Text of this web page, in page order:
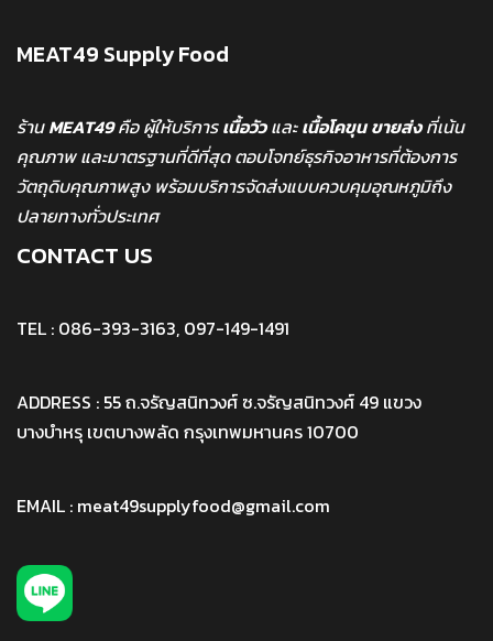
MEAT49 Supply Food
ร้านMEAT49คือ ผู้ให้บริการเนื้อวัวและเนื้อโคขุน ขายส่งที่เน้น
คุณภาพ และมาตรฐานที่ดีที่สุด ตอบโจทย์ธุรกิจอาหารที่ต้องการ
วัตถุดิบคุณภาพสูง พร้อมบริการจัดส่งแบบควบคุมอุณหภูมิถึง
ปลายทางทั่วประเทศ
CONTACT US
TEL : 086-393-3163, 097-149-1491
ADDRESS : 55 ถ.จรัญสนิทวงศ์ ซ.จรัญสนิทวงศ์ 49 แขวง
บางบำหรุ เขตบางพลัด กรุงเทพมหานคร 10700
EMAIL : meat49supplyfood@gmail.com